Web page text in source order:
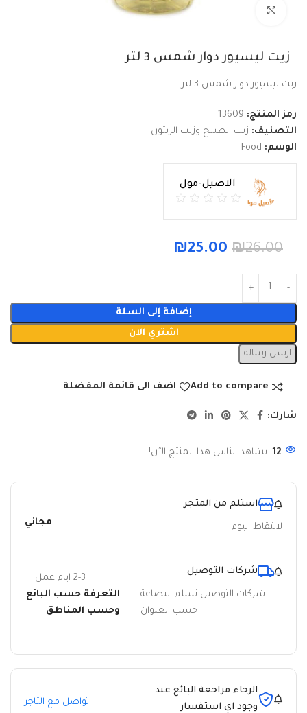
Click to enlarge
زيت ليسيور دوار شمس 3 لتر
زيت ليسيور دوار شمس 3 لتر
رمز المنتج: 13609
التصنيف: زيت الطبيخ وزيت الزيتون
الوسم: Food
الاصيل-مول
₪26.00
₪25.00
إضافة إلى السلة
اشتري الان
ارسل رسالة
Add to compare اضف الى قائمة المفضلة
شارك:
12 يشاهد الناس هذا المنتج الآن!
استلم من المتجر
لالتقاط اليوم مجاني
شركات التوصيل
شركات التوصيل تسلم البضاعة
حسب العنوان
2-3 ايام عمل
التعرفة حسب البائع
وحسب المناطق
الرجاء مراجعة البائع عند
وجود اي استفسار
تواصل مع التاجر